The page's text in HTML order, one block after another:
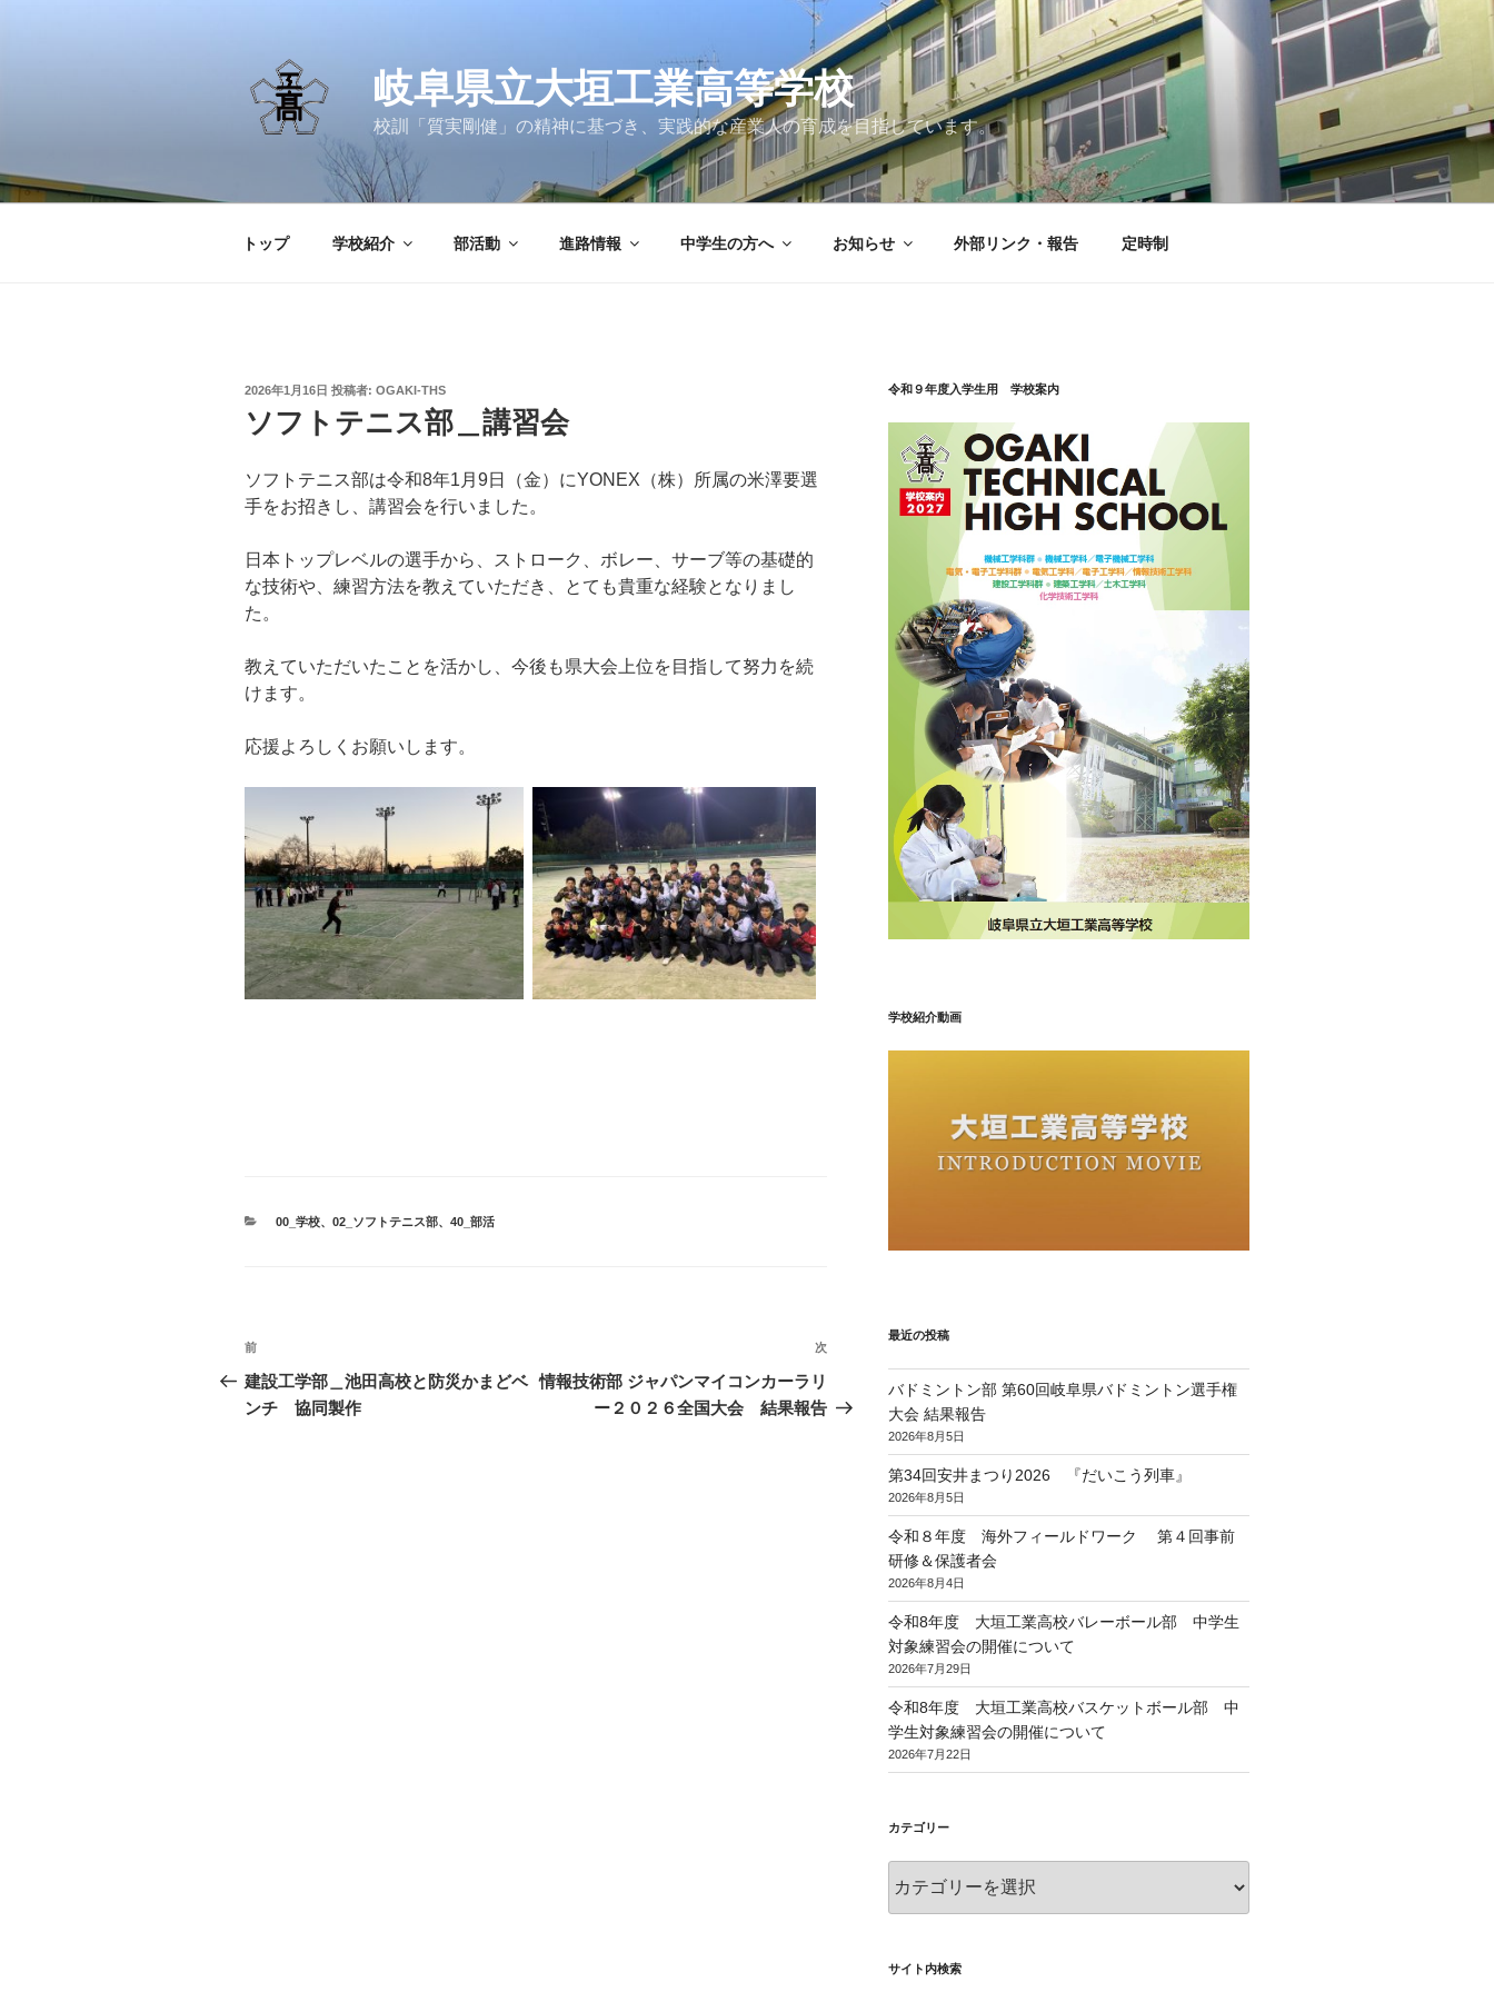
ス
キ
岐阜県立大垣工業高等学校
校訓「質実剛健」の精神に基づき、実践的な産業人の育成を目指しています。
トップ 学校紹介 部活動 進路情報 中学生の方へ お知らせ 外部リンク・報告 定時制
投
日:
2026年1月16日 投稿者: OGAKI-THS
ソフトテニス部＿講習会
ソフトテニス部は令和8年1月9日（金）にYONEX（株）所属の米澤要選
手をお招きし、講習会を行いました。
日本トップレベルの選手から、ストローク、ボレー、サーブ等の基礎的
な技術や、練習方法を教えていただき、とても貴重な経験となりまし
た。
教えていただいたことを活かし、今後も県大会上位を目指して努力を続
けます。
応援よろしくお願いします。
カ
00_学校、 02_ソフトテニス部、 40_部活
投
稿
ナ
前
の
投
前
建設工学部＿池田高校と防災かまどベ
ンチ 協同製作
次
投
次
情報技術部 ジャパンマイコンカーラリ
ー２０２６全国大会 結果報告
令和９年度入学生用 学校案内
学校紹介動画
最近の投稿
バドミントン部 第60回岐阜県バドミントン選手権
大会 結果報告
2026年8月5日
第34回安井まつり2026 『だいこう列車』
2026年8月5日
令和８年度 海外フィールドワーク 第４回事前
研修＆保護者会
2026年8月4日
令和8年度 大垣工業高校バレーボール部 中学生
対象練習会の開催について
2026年7月29日
令和8年度 大垣工業高校バスケットボール部 中
学生対象練習会の開催について
2026年7月22日
カテゴリー
テ
ー
サイト内検索